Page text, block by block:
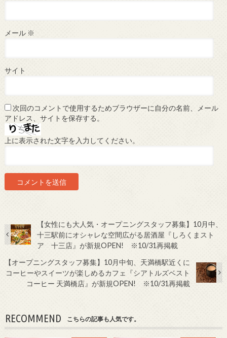
メール ※
サイト
次回のコメントで使用するためブラウザーに自分の名前、メール
アドレス、サイトを保存する。
上に表示された文字を入力してください。
【女性にも大人気・オープニングスタッフ募集】10月中、
十三駅前にオシャレな空間広がる居酒屋『しろくまスト
ア 十三店』が新規OPEN! ※10/31再掲載
【オープニングスタッフ募集】10月中旬、天満橋駅近くに
コーヒーやスイーツが楽しめるカフェ『シアトルズベスト
コーヒー 天満橋店』が新規OPEN! ※10/31再掲載
RECOMMEND こちらの記事も人気です。